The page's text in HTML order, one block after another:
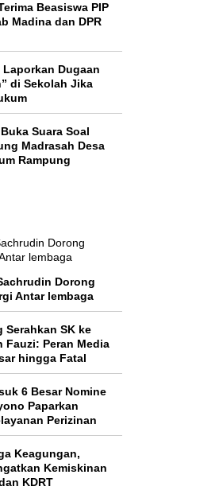
Beasiswa PIP
Madina dan DPR
Laporkan Dugaan
di Sekolah Jika
Suara Soal
Madrasah Desa
Rampung
Dorong
Antar lembaga
Serahkan SK ke
Fauzi: Peran Media
hingga Fatal
6 Besar Nomine
Paparkan
Perizinan
Keagungan,
Kemiskinan
KDRT